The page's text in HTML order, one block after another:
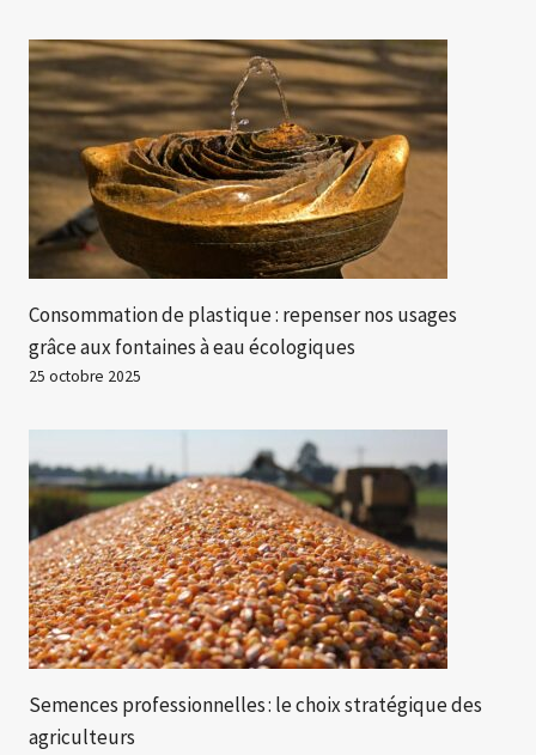
Consommation de plastique : repenser nos usages
grâce aux fontaines à eau écologiques
25 octobre 2025
Semences professionnelles : le choix stratégique des
agriculteurs